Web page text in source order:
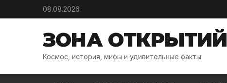
Skip to content08.08.2026
ЗОНА ОТКРЫТИЙ
Космос, история, мифы и удивительные факты